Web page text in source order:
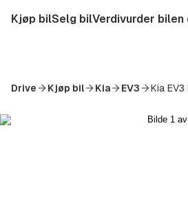
tilKjøp bilSelg bilVerdivurder bilen
Drive Kjøp bil Kia EV3 Kia EV3